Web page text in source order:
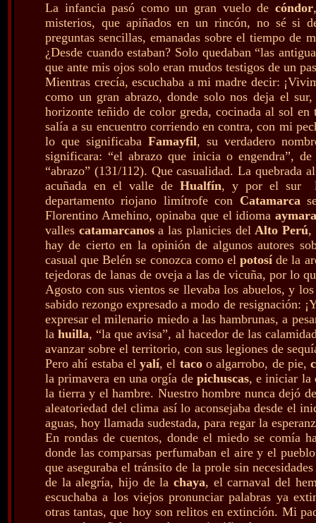
La infancia pasó como un gran vuelo de cóndor
misterios, que apiñados en un rincón, no sé si
preguntas sencillas, emanadas sobre el tiempo de
¿Desde cuando estaban? Solo quedaban “las
que ante mis ojos solo eran mudos testigos de un
Mientras crecía, escuchaba a mi madre decir:
como un gran abrazo, donde solo nos deja el
horizonte teñido de color greda, cocinada al sol
salía a su encuentro corriendo en contra, con mi
lo que significaba Famayfil, su verdadero
significara: “el abrazo que inicia o engendra”,
“abrazo” (131/112). Que casualidad. La
acuñada en el valle de Hualfín, y por el sur
departamento riojano limítrofe con Catamarca
Florentino Amehino, opinaba que el idioma aymara
valles catamarcanosa las planicies delAlto Perú,
hay de cierto en la opinión de algunos autores
casual que Belén se conozca como elpotosí de la
tejedoras de lanas de oveja a las de vicuña, por lo
Agosto con sus vientos se llevaba los abuelos, y
sabido rezongo expresado a modo de resignación:
expresar el milenario miedo a las hambrunas, a
lahuilla, “la que avisa”, al hacedor de las
avanzar sobre el territorio, con sus legiones de
Pero ahí estaba elyalí, el tacoo algarrobo, de pie,
la primavera en una orgía de pichuscas, e iniciar la
la tierra y el hambre. Nuestro hombre nunca dejó
aleatoriedad del clima así lo aconsejaba desde el
aguas, hoy llamada sudestada, para regar la
En rondas de cuentos, donde el miedo se comía
donde las comparsas perfumaban el aire y el
que aseguraba el tránsito de la prole sin
de la alegría, hijo de la chaya, el carnaval del
escuchaba a los viejos pronunciar palabras ya
otras tantas, que hoy son relitos en extinción. Mi